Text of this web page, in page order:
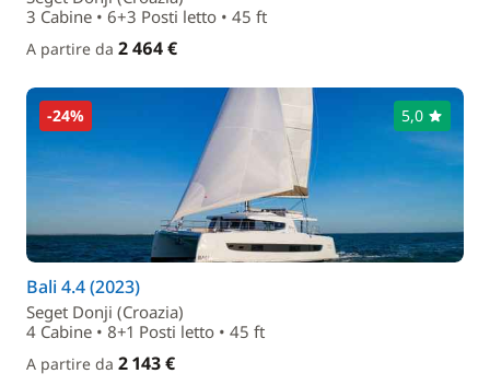
3 Cabine • 6+3 Posti letto • 45 ft
A partire da 2 464 €
-24% 5,0
Bali 4.4 (2023)
Seget Donji (Croazia)
4 Cabine • 8+1 Posti letto • 45 ft
A partire da 2 143 €